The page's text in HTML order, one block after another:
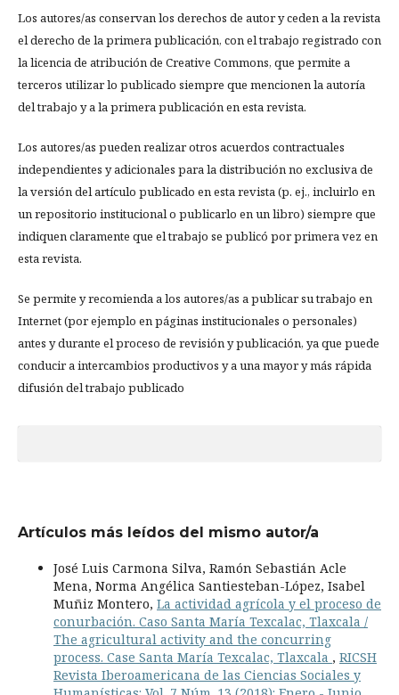
Los autores/as conservan los derechos de autor y ceden a la revista
el derecho de la primera publicación, con el trabajo registrado con
la licencia de atribución de Creative Commons, que permite a
terceros utilizar lo publicado siempre que mencionen la autoría
del trabajo y a la primera publicación en esta revista.
Los autores/as pueden realizar otros acuerdos contractuales
independientes y adicionales para la distribución no exclusiva de
la versión del artículo publicado en esta revista (p. ej., incluirlo en
un repositorio institucional o publicarlo en un libro) siempre que
indiquen claramente que el trabajo se publicó por primera vez en
esta revista.
Se permite y recomienda a los autores/as a publicar su trabajo en
Internet (por ejemplo en páginas institucionales o personales)
antes y durante el proceso de revisión y publicación, ya que puede
conducir a intercambios productivos y a una mayor y más rápida
difusión del trabajo publicado
Artículos más leídos del mismo autor/a
José Luis Carmona Silva, Ramón Sebastián Acle
Mena, Norma Angélica Santiesteban-López, Isabel
Muñiz Montero, La actividad agrícola y el proceso de
conurbación. Caso Santa María Texcalac, Tlaxcala /
The agricultural activity and the concurring
process. Case Santa María Texcalac, Tlaxcala , RICSH
Revista Iberoamericana de las Ciencias Sociales y